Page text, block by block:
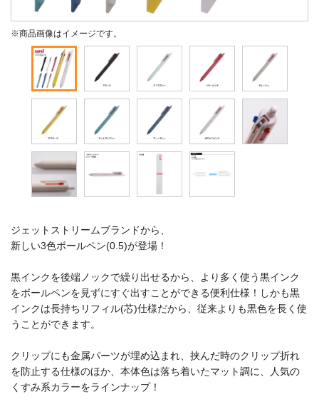
※商品画像はイメージです。
ジェットストリームブランドから、
新しい3色ボールペン(0.5)が登場！
黒インクを後端ノックで繰り出せるから、より多く使う黒インク
をボールペンを見ずにすぐ出すことができる便利仕様！しかも黒
インクは長持ちリフィル(芯)仕様だから、従来よりも黒色を長く使
うことができます。
クリップにも金属パーツが埋め込まれ、挟んだ時のクリップ折れ
を防止する仕様のほか、本体色は落ち着いたマット調に、人気の
くすみ系カラーをラインナップ！